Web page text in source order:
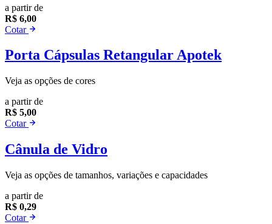
a partir de
R$ 6,00
Cotar
Porta Cápsulas Retangular Apotek
Veja as opções de cores
a partir de
R$ 5,00
Cotar
Cânula de Vidro
Veja as opções de tamanhos, variações e capacidades
a partir de
R$ 0,29
Cotar